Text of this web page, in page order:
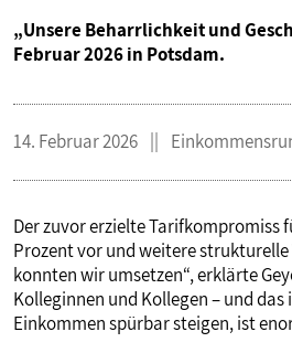
„Unsere Beharrlichkeit und
Februar 2026 in Potsdam.
14. Februar 2026
Der zuvor erzielte Tarifkompromiss
Prozent vor und weitere
konnten wir umsetzen“, erklärte
Kolleginnen und Kollegen – und
Einkommen spürbar steigen, ist